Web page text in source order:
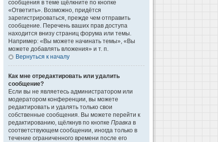
сообщения в теме щёлкните по кнопке
«Ответить». Возможно, придётся
зарегистрироваться, прежде чем отправить
сообщение. Перечень ваших прав доступа
находится внизу страниц форума или темы.
Например: «Вы можете начинать темы», «Вы
можете добавлять вложения» и т. п.
Вернуться к началу
Как мне отредактировать или удалить
сообщение?
Если вы не являетесь администратором или
модератором конференции, вы можете
редактировать и удалять только свои
собственные сообщения. Вы можете перейти к
редактированию, щёлкнув по кнопке Правка в
соответствующем сообщении, иногда только в
течение ограниченного времени после его